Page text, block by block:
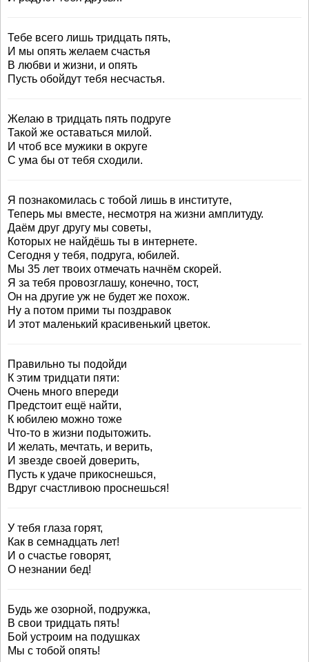
Тебе всего лишь тридцать пять,
И мы опять желаем счастья
В любви и жизни, и опять
Пусть обойдут тебя несчастья.
Желаю в тридцать пять подруге
Такой же оставаться милой.
И чтоб все мужики в округе
С ума бы от тебя сходили.
Я познакомилась с тобой лишь в институте,
Теперь мы вместе, несмотря на жизни амплитуду.
Даём друг другу мы советы,
Которых не найдёшь ты в интернете.
Сегодня у тебя, подруга, юбилей.
Мы 35 лет твоих отмечать начнём скорей.
Я за тебя провозглашу, конечно, тост,
Он на другие уж не будет же похож.
Ну а потом прими ты поздравок
И этот маленький красивенький цветок.
Правильно ты подойди
К этим тридцати пяти:
Очень много впереди
Предстоит ещё найти,
К юбилею можно тоже
Что-то в жизни подытожить.
И желать, мечтать, и верить,
И звезде своей доверить,
Пусть к удаче прикоснешься,
Вдруг счастливою проснешься!
У тебя глаза горят,
Как в семнадцать лет!
И о счастье говорят,
О незнании бед!
Будь же озорной, подружка,
В свои тридцать пять!
Бой устроим на подушках
Мы с тобой опять!